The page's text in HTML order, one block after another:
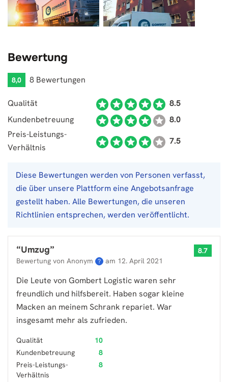
Bewertung
8,0 8 Bewertungen
Qualität
8.5
Kundenbetreuung
8.0
Preis-Leistungs-
Verhältnis
7.5
Diese Bewertungen werden von Personen verfasst,
die über unsere Plattform eine Angebotsanfrage
gestellt haben. Alle Bewertungen, die unseren
Richtlinien entsprechen, werden veröffentlicht.
“Umzug”
Bewertung von Anonym ? am 12. April 2021
8.7
Die Leute von Gombert Logistic waren sehr
freundlich und hilfsbereit. Haben sogar kleine
Macken an meinem Schrank repariet. War
insgesamt mehr als zufrieden.
Qualität
10
Kundenbetreuung
8
Preis-Leistungs-
Verhältnis
8